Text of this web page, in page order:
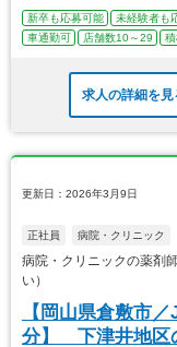
新卒も応募可能 未経験者も
車通勤可
店舗数10～29
求人の詳細を見
更新日：2026年3月9日
正社員 病院・クリニック
病院・クリニックの薬剤
い）
【岡山県倉敷市
分】 下津井地区